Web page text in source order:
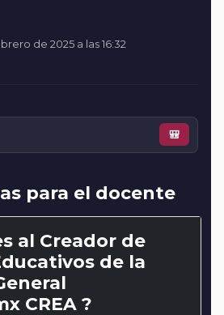
de 2025 a las 16:32
🎒
para el docente
al Creador de
de la
CREA ?